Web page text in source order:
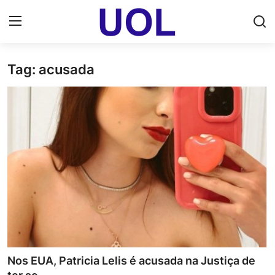
Login
UOL Email Entrar
UOL ADS
Uol pt Bate Papo Gratis
Mundo
Economia
Dólar Cotação de Hoje
Tag: acusada
Nos EUA, Patricia Lelis é acusada na Justiça de